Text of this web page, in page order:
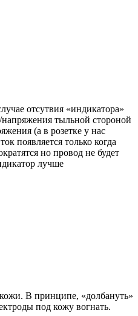
отсутвия «индикатора»
тыльной стороной
(а в розетке у нас
появляется только когда
но провод не будет
лучше
В принципе, «долбануть»
под кожу вогнать.